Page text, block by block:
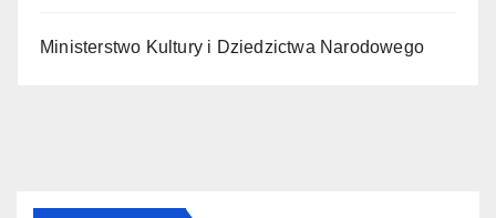
Ministerstwo Kultury i Dziedzictwa Narodowego